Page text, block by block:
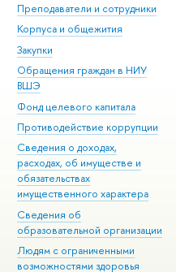
Преподаватели и сотрудники
Корпуса и общежития
Закупки
Обращения граждан в НИУ
ВШЭ
Фонд целевого капитала
Противодействие коррупции
Сведения о доходах,
расходах, об имуществе и
обязательствах
имущественного характера
Сведения об
образовательной организации
Людям с ограниченными
возможностями здоровья